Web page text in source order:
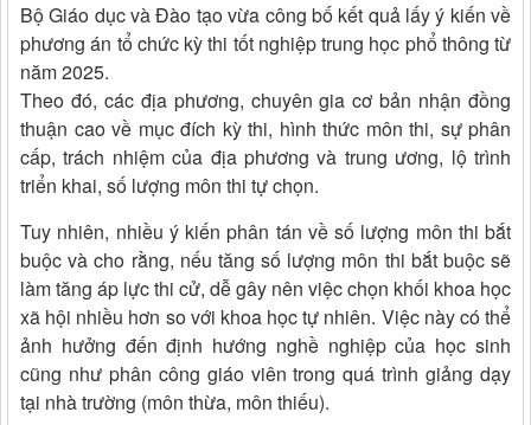
Bộ Giáo dục và Đào tạo vừa công bố kết quả lấy ý kiến về
phương án tổ chức kỳ thi tốt nghiệp trung học phổ thông từ
năm 2025.
Theo đó, các địa phương, chuyên gia cơ bản nhận đồng
thuận cao về mục đích kỳ thi, hình thức môn thi, sự phân
cấp, trách nhiệm của địa phương và trung ương, lộ trình
triển khai, số lượng môn thi tự chọn.
Tuy nhiên, nhiều ý kiến phân tán về số lượng môn thi bắt
buộc và cho rằng, nếu tăng số lượng môn thi bắt buộc sẽ
làm tăng áp lực thi cử, dễ gây nên việc chọn khối khoa học
xã hội nhiều hơn so với khoa học tự nhiên. Việc này có thể
ảnh hưởng đến định hướng nghề nghiệp của học sinh
cũng như phân công giáo viên trong quá trình giảng dạy
tại nhà trường (môn thừa, môn thiếu).